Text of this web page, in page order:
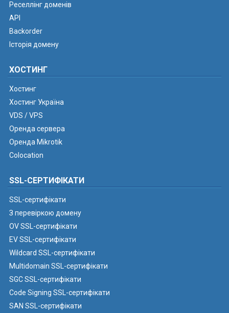
Реселлінг доменів
API
Backorder
Історія домену
ХОСТИНГ
Хостинг
Хостинг Україна
VDS / VPS
Оренда сервера
Оренда Mikrotik
Colocation
SSL-СЕРТИФІКАТИ
SSL-сертифікати
З перевіркою домену
OV SSL-сертифікати
EV SSL-сертифікати
Wildcard SSL-сертифікати
Multidomain SSL-сертифікати
SGC SSL-сертифікати
Code Signing SSL-сертифікати
SAN SSL-сертифікати